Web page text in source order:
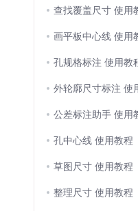
查找覆盖尺寸 使用
画平板中心线 使用
孔规格标注 使用教
外轮廓尺寸标注 使
公差标注助手 使用
孔中心线 使用教程
草图尺寸 使用教程
整理尺寸 使用教程